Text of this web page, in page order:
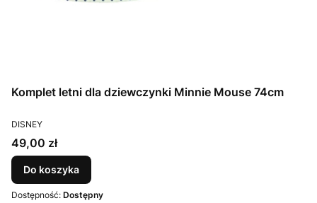
Komplet letni dla dziewczynki Minnie Mouse 74cm
PRODUCENT
DISNEY
Cena
49,00 zł
Do koszyka
Dostępność: Dostępny